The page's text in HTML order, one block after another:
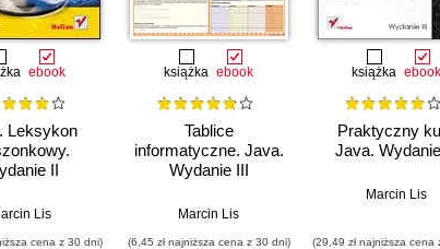
ebook
Leksykon
II
Lis
cena z 30 dni)
książka ebook
Tablice
informatyczne. Java.
Wydanie III
Marcin Lis
(6,45 zł najniższa cena z 30 dni)
książka ebook
Praktyczny
Java.
Marcin Lis
(29,49 zł najniższa cena